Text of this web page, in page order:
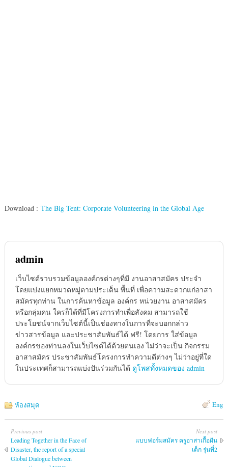
Download : The Big Tent: Corporate Volunteering in the Global Age
admin
เว็บไซต์รวบรวมข้อมูลองค์กรต่างๆที่มี งานอาสาสมัคร ประจำ
โดยแบ่งแยกหมวดหมู่ตามประเด็น พื้นที่ เพื่อความสะดวกแก่อาสา
สมัครทุกท่าน ในการค้นหาข้อมูล องค์กร หน่วยงาน อาสาสมัคร
หรือกลุ่มคน ใครก็ได้ที่มีโครงการทำเพื่อสังคม สามารถใช้
ประโยชน์จากเว็บไซต์นี้เป็นช่องทางในการที่จะบอกกล่าว
ข่าวสารข้อมูล และประชาสัมพันธ์ได้ ฟรี! โดยการ ใส่ข้อมูล
องค์กรของท่านลงในเว็บไซต์ได้ด้วยตนเอง ไม่ว่าจะเป็น กิจกรรม
อาสาสมัคร ประชาสัมพันธ์โครงการทำความดีต่างๆ ไม่ว่าอยู่ที่ใด
ในประเทศก็สามารถแบ่งปันร่วมกันได้ ดูโพสทั้งหมดของ admin
Eng
ห้องสมุด
Previous post
Leading Together in the Face of
Disaster, the report of a special
Global Dialogue between
Next post
แบบฟอร์มสมัคร ครูอาสาเกื้อฝัน
เด็ก รุ่นที่2